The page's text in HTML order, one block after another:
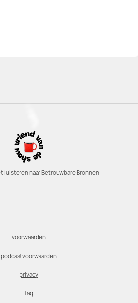
luisteren naar Betrouwbare Bronnen
voorwaarden
podcastvoorwaarden
privacy
faq